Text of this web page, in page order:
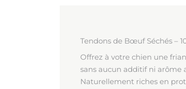
Tendons de Bœuf Séchés –
Offrez à votre chien une
sans aucun additif ni arôme
Naturellement riches en